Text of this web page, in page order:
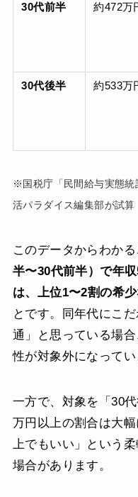
30代前半 約472万
30代後半 約533万
※国税庁「民間給与実態統
活パラダイス編集部が試算
このデータからわかる
半〜30代前半）で年
は、上位1〜2割の希
とです。同年代にこ
通」と思っている場
性が対象外になってい
一方で、対象を「30
万円以上の割合は大
上でもいい」という
場合があります。